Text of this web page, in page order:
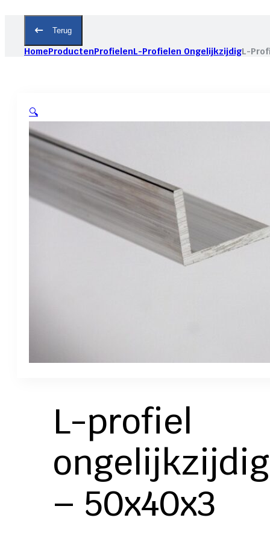
Terug
HomeProductenProfielenL-Profielen OngelijkzijdigL-
🔍
L-profiel
ongelijkzijdig
– 50x40x3